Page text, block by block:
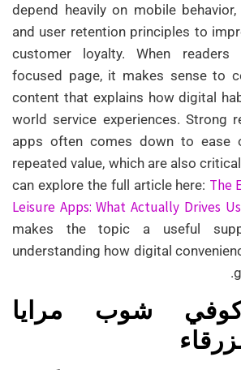
depend heavily on mobile
and user retention principles to
customer loyalty. When
focused page, it makes sense to
content that explains how digital
world service experiences. Strong
apps often comes down to ease
repeated value, which are also
can explore the full article here: The
Leisure Apps: What Actually Drives
makes the topic a useful
understanding how digital
شوب مرايا